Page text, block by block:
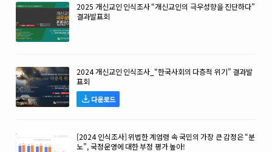
2025 개신교인 인식조사 “개신교인의 극우성향을 진단하다”
결과발표회
2024 개신교인 인식조사_“한국사회의 다층적 위기” 결과발
표회
다운로드
[2024 인식조사] 위법한 계엄령 속 국민의 가장 큰 감정은 “분
노”, 국정운영에 대한 부정 평가 높아!